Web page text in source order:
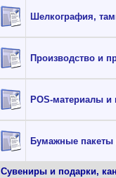
Шелкография,
Производство и
POS-материалы и
Бумажные пакеты
Сувениры и подарки,